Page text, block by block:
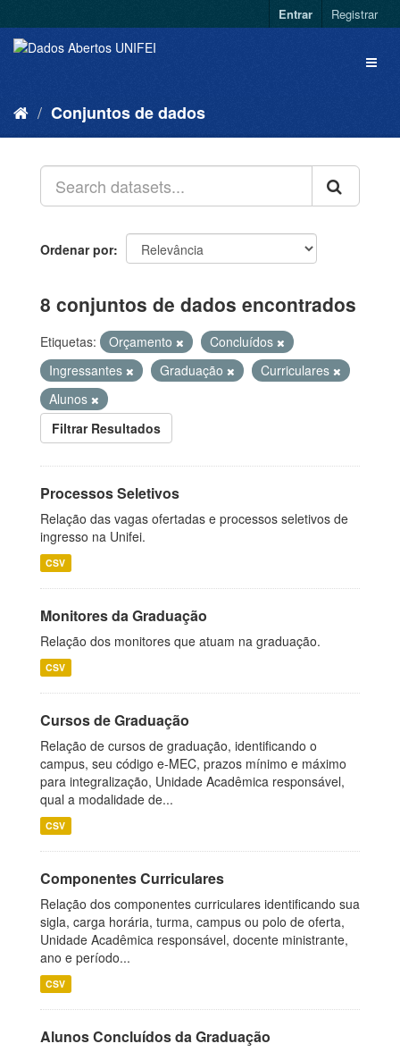
Entrar Registrar
Conjuntos de dados
Ordenar por
8 conjuntos de dados encontrados
Etiquetas: Orçamento
Concluídos
Ingressantes
Graduação
Curriculares
Alunos
Filtrar Resultados
Processos Seletivos
Relação das vagas ofertadas e processos seletivos de
ingresso na Unifei.
CSV
Monitores da Graduação
Relação dos monitores que atuam na graduação.
CSV
Cursos de Graduação
Relação de cursos de graduação, identificando o
campus, seu código e-MEC, prazos mínimo e máximo
para integralização, Unidade Acadêmica responsável,
qual a modalidade de...
CSV
Componentes Curriculares
Relação dos componentes curriculares identificando sua
sigla, carga horária, turma, campus ou polo de oferta,
Unidade Acadêmica responsável, docente ministrante,
ano e período...
CSV
Alunos Concluídos da Graduação